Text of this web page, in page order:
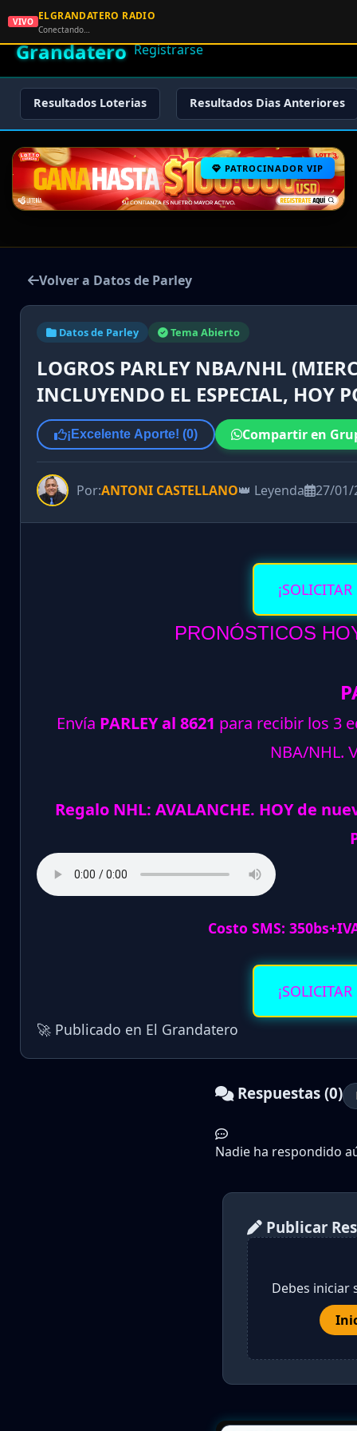
🌟 El
Grandatero Registrarse
Resultados Loterias Resultados Dias Anteriores
PATROCINADOR VIP
Volver a Datos de Parley
Datos de Parley Tema Abierto
LOGROS PARLEY NBA/NHL
INCLUYENDO EL ESPECIAL, HOY
¡Excelente Aporte! (0) Compartir en
Por:ANTONI CASTELLANO👑 Leyenda 27/01/
PRONÓSTICOS
Envía PARLEY al 8621 para recibir los 3
NBA/NHL.
Regalo NHL: AVALANCHE. HOY de
Costo SMS:
🚀 Publicado en El Grandatero
Respuestas (0)
Nadie ha respondido
Publicar
Debes iniciar
VIVO ELGRANDATERO RADIO
Conectando…